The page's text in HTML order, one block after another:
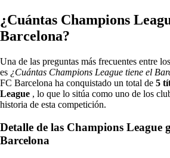
¿Cuántas Champions
Barcelona?
Una de las preguntas más frecuentes entre
es ¿Cuántas Champions League tiene el
FC Barcelona ha conquistado un total de 5
League , lo que lo sitúa como uno de los
historia de esta competición.
Detalle de las Champions League
Barcelona